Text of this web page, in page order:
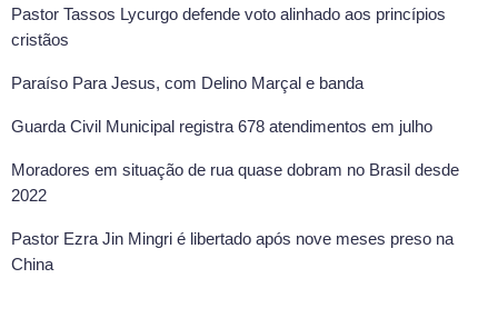
Pastor Tassos Lycurgo defende voto alinhado aos princípios
cristãos
Paraíso Para Jesus, com Delino Marçal e banda
Guarda Civil Municipal registra 678 atendimentos em julho
Moradores em situação de rua quase dobram no Brasil desde
2022
Pastor Ezra Jin Mingri é libertado após nove meses preso na
China